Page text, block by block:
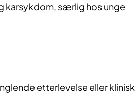
karsykdom, særlig hos unge
etterlevelse eller klinisk